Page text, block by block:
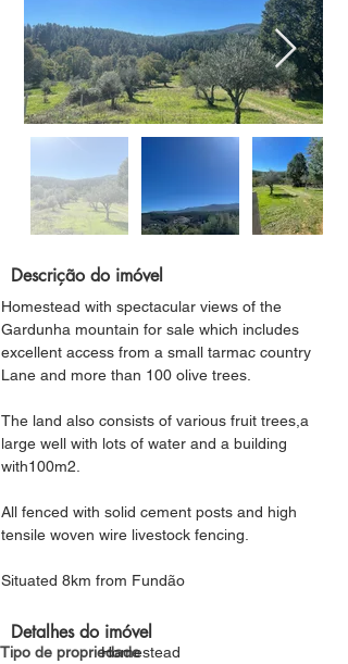
Descrição do imóvel
Homestead with spectacular views of the
Gardunha mountain for sale which includes
excellent access from a small tarmac country
Lane and more than 100 olive trees.
The land also consists of various fruit trees,a
large well with lots of water and a building
with100m2.
All fenced with solid cement posts and high
tensile woven wire livestock fencing.
Situated 8km from Fundão
Detalhes do imóvel
Tipo de propriedadeHomestead